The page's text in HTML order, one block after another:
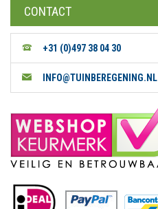
CONTACT
+31 (0)497 38 04 30
INFO@TUINBEREGENING.NL